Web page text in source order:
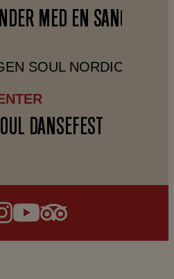
MED EN SANG
DANSEFEST